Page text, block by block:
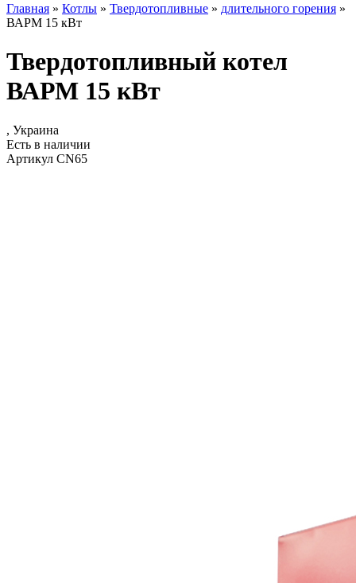
Главная » Котлы » Твердотопливные » длительного горения »
ВАРМ 15 кВт
Твердотопливный котел
ВАРМ 15 кВт
, Украина
Есть в наличии
Артикул CN65